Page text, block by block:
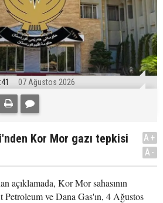
07 Ağustos 2026
Kor Mor gazı tepkisi
A+
A-
açıklamada, Kor Mor sahasının
ve Dana Gas'ın, 4 Ağustos